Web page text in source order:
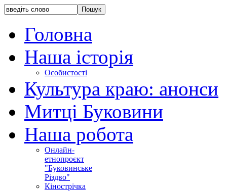
Головна
Наша історія
Особистості
Культура краю: анонси
Митці Буковини
Наша робота
Онлайн-
етнопроєкт
"Буковинське
Різдво"
Кінострічка